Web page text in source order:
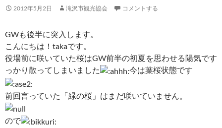
2012年5月2日 滝沢市観光協会 コメントする
GWも後半に突入します。
こんにちは！takaです。
役場前に咲いていた桜はGW前半の初夏を思わせる陽気です
っかり散ってしまいました
今は葉桜状態です
前回言っていた「緑の桜」はまだ咲いていません。
ので